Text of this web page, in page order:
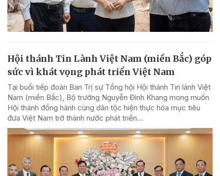
Hội thánh Tin Lành Việt Nam (miền Bắc) góp
sức vì khát vọng phát triển Việt Nam
Tại buổi tiếp đoàn Ban Trị sự Tổng hội Hội thánh Tin lành Việt
Nam (miền Bắc), Bộ trưởng Nguyễn Đình Khang mong muốn
Hội thánh đồng hành cùng dân tộc hiện thực hóa mục tiêu
đưa Việt Nam trở thành nước phát triển...